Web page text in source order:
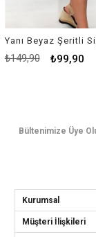
₺99,90
₺149,90
Bültenimize Üye
Kurumsal
Müşteri İlişkileri